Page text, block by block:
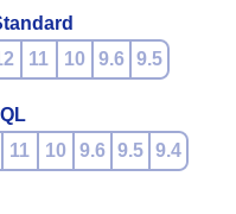
11 10 9.6 9.5
11 10 9.6 9.5 9.4